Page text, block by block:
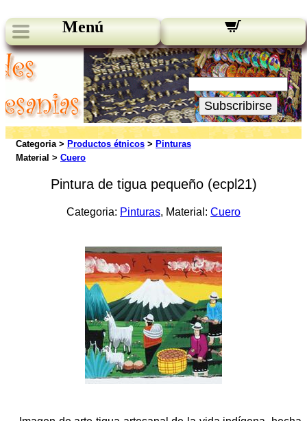
Menú
Novedades:
Su Email:
Subscribirse
Categoria > Productos étnicos > Pinturas
Material > Cuero
Pintura de tigua pequeño (ecpl21)
Categoria: Pinturas, Material: Cuero